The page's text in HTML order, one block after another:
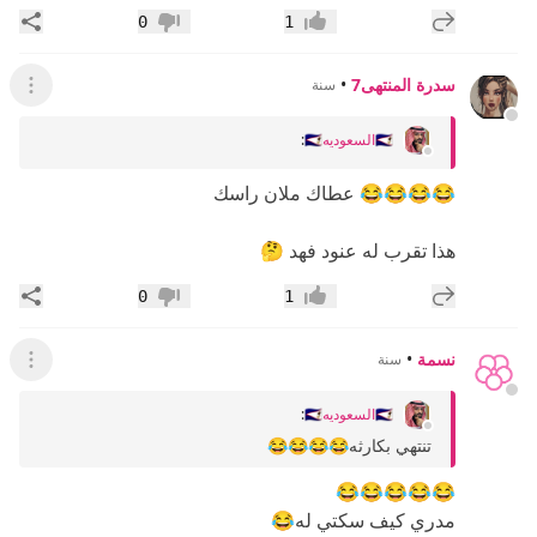
إضافة رد جديد إعجاب1 عدم إعجاب
0
سدرة المنتهى7 • سنة عرض
🇸🇦السعوديه🇸🇦 :
😂😂😂😂 عطاك ملان راسك
هذا تقرب له عنود فهد 🤔
إضافة رد جديد إعجاب1 عدم إعجاب
0
نسمة • سنة عرض
🇸🇦السعوديه🇸🇦 :
تنتهي بكارثه😂😂😂😂
😂😂😂😂😂
مدري كيف سكتي له😂